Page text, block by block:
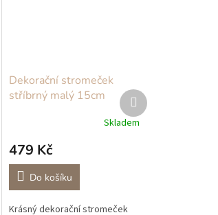
Dekorační stromeček
stříbrný malý 15cm
Skladem
479 Kč
Do košíku
Krásný dekorační stromeček
Další
produkt